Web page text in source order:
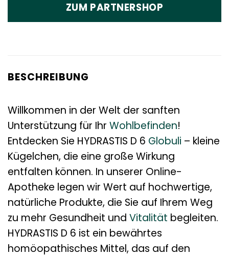
ZUM PARTNERSHOP
BESCHREIBUNG
Willkommen in der Welt der sanften
Unterstützung für Ihr Wohlbefinden!
Entdecken Sie HYDRASTIS D 6 Globuli – kleine
Kügelchen, die eine große Wirkung
entfalten können. In unserer Online-
Apotheke legen wir Wert auf hochwertige,
natürliche Produkte, die Sie auf Ihrem Weg
zu mehr Gesundheit und Vitalität begleiten.
HYDRASTIS D 6 ist ein bewährtes
homöopathisches Mittel, das auf den